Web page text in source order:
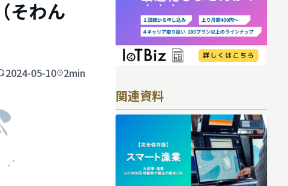
そわん
2024-05-10 2min
関連資料